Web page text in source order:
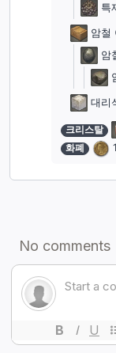
특
암철
암
대리
크리스탈
화폐